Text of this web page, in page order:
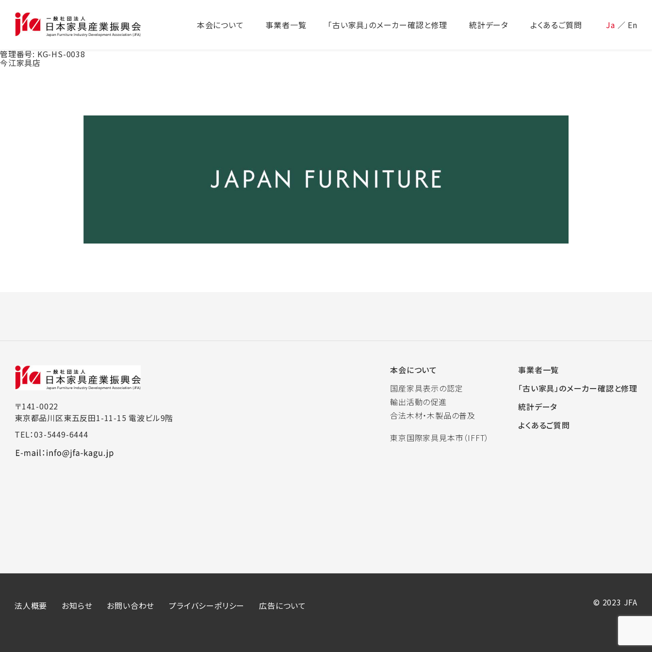
本会について 事業者一覧 「古い家具」のメーカー確認と修理 統計データ よくあるご質問 Ja ／ En
管理番号: KG-HS-0038
今江家具店
〒141-0022
東京都品川区東五反田1-11-15 電波ビル9階
TEL：03-5449-6444
本会について
国産家具表示の認定
輸出活動の促進
合法木材・木製品の普及
東京国際家具見本市（IFFT）
事業者一覧
「古い家具」のメーカー確認と修理
統計データ
よくあるご質問
法人概要 お知らせ お問い合わせ プライバシーポリシー 広告について © 2023 JFA